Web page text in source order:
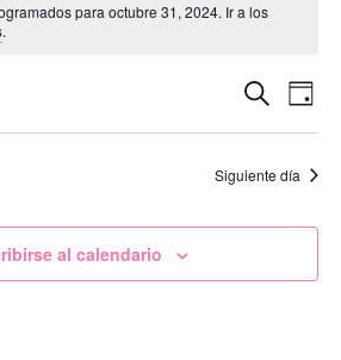
para octubre 31, 2024. Ir a los
.
de
y
Buscar
de
de
Día
Siguiente día
al calendario